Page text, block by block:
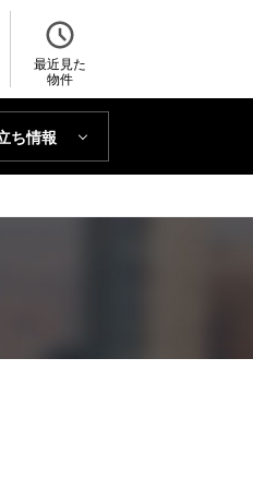
最近見た
物件
ち情報
BLOG